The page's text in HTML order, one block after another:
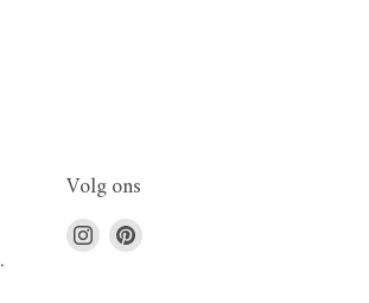
Volg ons
Vind
ons
Vind